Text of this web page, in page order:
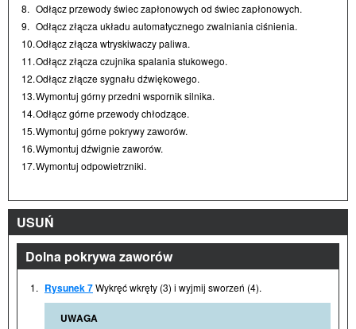
8. Odłącz przewody świec zapłonowych od świec zapłonowych.
9. Odłącz złącza układu automatycznego zwalniania ciśnienia.
10.Odłącz złącza wtryskiwaczy paliwa.
11.Odłącz złącza czujnika spalania stukowego.
12.Odłącz złącze sygnału dźwiękowego.
13.Wymontuj górny przedni wspornik silnika.
14.Odłącz górne przewody chłodzące.
15.Wymontuj górne pokrywy zaworów.
16.Wymontuj dźwignie zaworów.
17.Wymontuj odpowietrzniki.
USUŃ
Dolna pokrywa zaworów
1. Rysunek 7Wykręć wkręty (3) i wyjmij sworzeń (4).
UWAGA